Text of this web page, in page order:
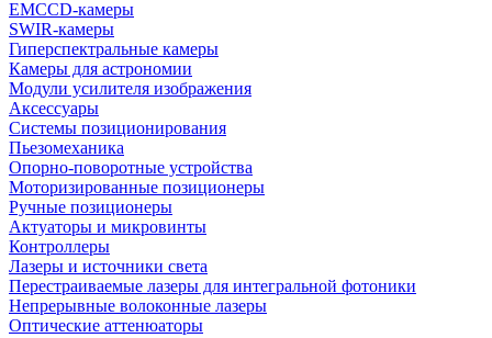
EMCCD-камеры
SWIR-камеры
Гиперспектральные камеры
Камеры для астрономии
Модули усилителя изображения
Аксессуары
Системы позиционирования
Пьезомеханика
Опорно-поворотные устройства
Моторизированные позиционеры
Ручные позиционеры
Актуаторы и микровинты
Контроллеры
Лазеры и источники света
Перестраиваемые лазеры для интегральной фотоники
Непрерывные волоконные лазеры
Оптические аттенюаторы